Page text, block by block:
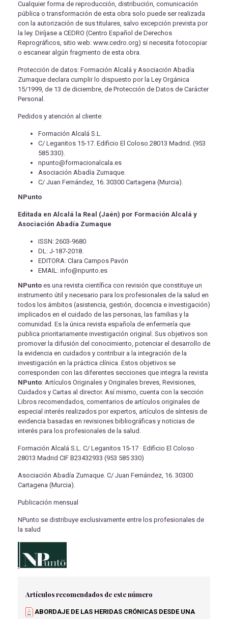
Cualquier forma de reproducción, distribución, comunicación
pública o transformación de esta obra solo puede ser realizada
con la autorización de sus titulares, salvo excepción prevista por
la ley. Diríjase a CEDRO (Centro Español de Derechos
Reprográficos, sitio web: www.cedro.org) si necesita fotocopiar
o escanear algún fragmento de esta obra.
Protección de datos: Formación Alcalá y Asociación Abadía
Zumaque declara cumplir lo dispuesto por la Ley Orgánica
15/1999, de 13 de diciembre, de Protección de Datos de Carácter
Personal.
Pedidos y atención al cliente:
Formación Alcalá S.L.
C/ Leganitos 15-17. Edificio El Coloso.28013 Madrid. (953
585 330).
npunto@formacionalcala.es
Asociación Abadía Zumaque.
C/ Juan Fernández, 16. 30300 Cartagena (Murcia).
NPunto
Editada en Alcalá la Real (Jaén) por Formación Alcalá y
Asociación Abadía Zumaque
ISSN: 2603-9680
DL: J-187-2018.
EDITORA: Clara Campos Pavón
EMAIL: info@npunto.es
NPunto es una revista científica con revisión que constituye un
instrumento útil y necesario para los profesionales de la salud en
todos los ámbitos (asistencia, gestión, docencia e investigación)
implicados en el cuidado de las personas, las familias y la
comunidad. Es la única revista española de enfermería que
publica prioritariamente investigación original. Sus objetivos son
promover la difusión del conocimiento, potenciar el desarrollo de
la evidencia en cuidados y contribuir a la integración de la
investigación en la práctica clínica. Estos objetivos se
corresponden con las diferentes secciones que integra la revista
NPunto: Artículos Originales y Originales breves, Revisiones,
Cuidados y Cartas al director. Así mismo, cuenta con la sección
Libros recomendados, comentarios de artículos originales de
especial interés realizados por expertos, artículos de síntesis de
evidencia basadas en revisiones bibliográficas y noticias de
interés para los profesionales de la salud.
Formación Alcalá S.L. C/ Leganitos 15-17 · Edificio El Coloso ·
28013 Madrid CIF B23432933 (953 585 330)
Asociación Abadía Zumaque. C/ Juan Fernández, 16. 30300
Cartagena (Murcia).
Publicación mensual
NPunto se distribuye exclusivamente entre los profesionales de
la salud
Artículos recomendados de este número
ABORDAJE DE LAS HERIDAS CRÓNICAS DESDE UNA